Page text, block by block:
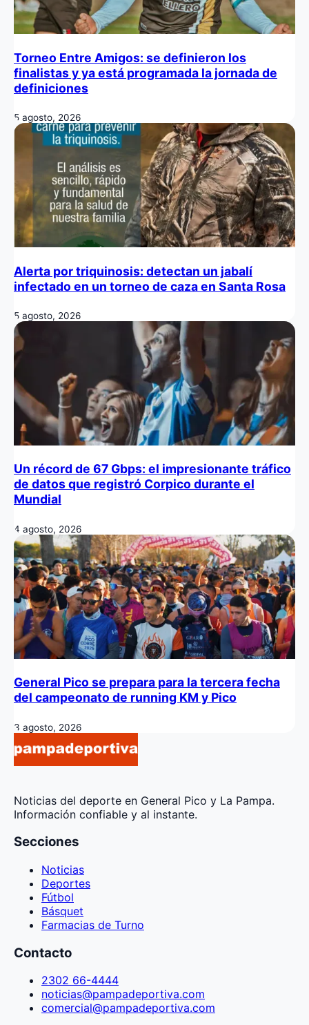
Torneo Entre Amigos: se definieron los
finalistas y ya está programada la jornada de
definiciones
5 agosto, 2026
Alerta por triquinosis: detectan un jabalí
infectado en un torneo de caza en Santa Rosa
5 agosto, 2026
Un récord de 67 Gbps: el impresionante tráfico
de datos que registró Corpico durante el
Mundial
4 agosto, 2026
General Pico se prepara para la tercera fecha
del campeonato de running KM y Pico
3 agosto, 2026
Noticias del deporte en General Pico y La Pampa.
Información confiable y al instante.
Secciones
Noticias
Deportes
Fútbol
Básquet
Farmacias de Turno
Contacto
2302 66-4444
noticias@pampadeportiva.com
comercial@pampadeportiva.com